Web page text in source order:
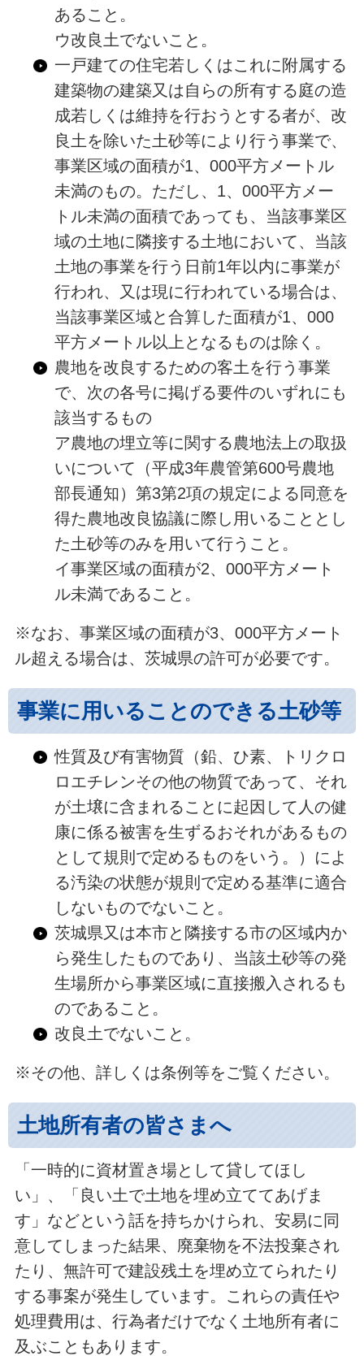
あること。
ウ改良土でないこと。
一戸建ての住宅若しくはこれに附属する
建築物の建築又は自らの所有する庭の造
成若しくは維持を行おうとする者が、改
良土を除いた土砂等により行う事業で、
事業区域の面積が1、000平方メートル
未満のもの。ただし、1、000平方メー
トル未満の面積であっても、当該事業区
域の土地に隣接する土地において、当該
土地の事業を行う日前1年以内に事業が
行われ、又は現に行われている場合は、
当該事業区域と合算した面積が1、000
平方メートル以上となるものは除く。
農地を改良するための客土を行う事業
で、次の各号に掲げる要件のいずれにも
該当するもの
ア農地の埋立等に関する農地法上の取扱
いについて（平成3年農管第600号農地
部長通知）第3第2項の規定による同意を
得た農地改良協議に際し用いることとし
た土砂等のみを用いて行うこと。
イ事業区域の面積が2、000平方メート
ル未満であること。
※なお、事業区域の面積が3、000平方メート
ル超える場合は、茨城県の許可が必要です。
事業に用いることのできる土砂等
性質及び有害物質（鉛、ひ素、トリクロ
ロエチレンその他の物質であって、それ
が土壌に含まれることに起因して人の健
康に係る被害を生ずるおそれがあるもの
として規則で定めるものをいう。）によ
る汚染の状態が規則で定める基準に適合
しないものでないこと。
茨城県又は本市と隣接する市の区域内か
ら発生したものであり、当該土砂等の発
生場所から事業区域に直接搬入されるも
のであること。
改良土でないこと。
※その他、詳しくは条例等をご覧ください。
土地所有者の皆さまへ
「一時的に資材置き場として貸してほし
い」、「良い土で土地を埋め立ててあげま
す」などという話を持ちかけられ、安易に同
意してしまった結果、廃棄物を不法投棄され
たり、無許可で建設残土を埋め立てられたり
する事案が発生しています。これらの責任や
処理費用は、行為者だけでなく土地所有者に
及ぶこともあります。